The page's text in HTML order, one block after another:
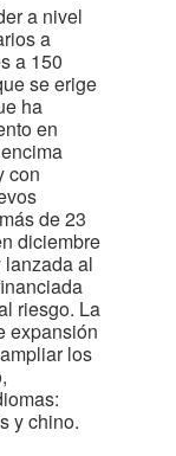
a nivel
a
a 150
se erige
ha
en
encima
con
de 23
diciembre
lanzada al
riesgo. La
expansión
los
y chino.